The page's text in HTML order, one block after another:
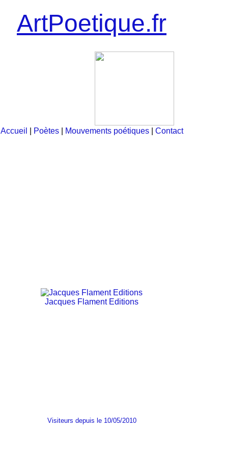
ArtPoetique.fr
Accueil Poètes| Mouvements poétiques| Contact
Jacques Flament Editions
Visiteurs depuis le 10/05/2010